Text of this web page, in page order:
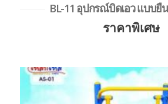
BL-11 อุปกรณ์บิดเอว แบบยื
ราคาพิเศษ